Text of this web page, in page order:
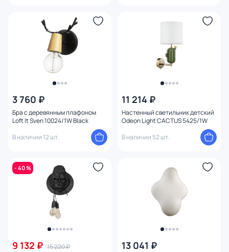
3 760 ₽
Бра с деревянным плафоном
Loft It Sven 10024/1W Black
В наличии 12 шт.
11 214 ₽
Настенный светильник детский
Odeon Light CACTUS 5425/1W
В наличии 52 шт.
- 40 %
9 132 ₽ 15 220 ₽
13 041 ₽